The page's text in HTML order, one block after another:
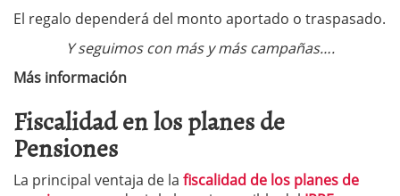
El regalo dependerá del monto aportado o traspasado.
Y seguimos con más y más campañas….
Más información
Fiscalidad en los planes de
Pensiones
La principal ventaja de la fiscalidad de los planes de